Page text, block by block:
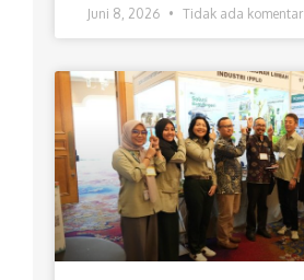
Juni 8, 2026 Tidak ada komentar